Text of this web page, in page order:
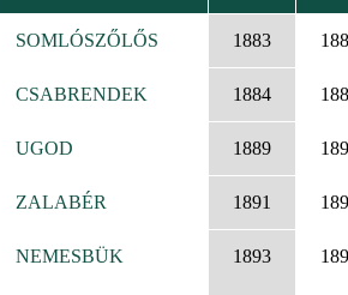
RENDEZÉS
SOMLÓSZŐLŐS 1883
CSABRENDEK 1884
UGOD 1889
ZALABÉR 1891
NEMESBÜK 1893